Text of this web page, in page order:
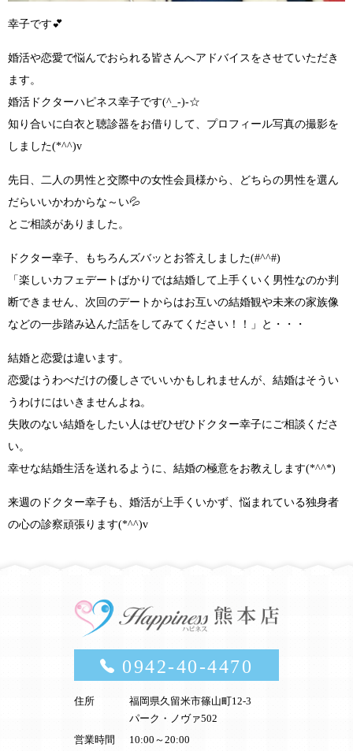
幸子です💕
婚活や恋愛で悩んでおられる皆さんへアドバイスをさせていただき
ます。
婚活ドクターハピネス幸子です(^_-)-☆
知り合いに白衣と聴診器をお借りして、プロフィール写真の撮影を
しました(*^^)v
先日、二人の男性と交際中の女性会員様から、
どちらの男性を選ん
だらいいかわからな～い💦
とご相談がありました。
ドクター幸子、もちろんズバッとお答えしました(#^^#)
「楽しいカフェデートばかりでは結婚して上手くいく男性なのか判
断できません、次回のデートからはお互いの結婚観や未来の家族像
などの一歩踏み込んだ話をしてみてください！！」と・・・
結婚と恋愛は違います。
恋愛はうわべだけの優しさでいいかもしれませんが、結婚はそうい
うわけにはいきませんよね。
失敗のない結婚をしたい人はぜひぜひドクター幸子にご相談くださ
い。
幸せな結婚生活を送れるように、結婚の極意をお教えします(*^^*)
来週のドクター幸子も、婚活が上手くいかず、悩まれている独身者
の心の診察頑張ります(*^^)v
0942-40-4470
住所
福岡県久留米市篠山町12-3
パーク・ノヴァ502
営業時間
10:00～20:00